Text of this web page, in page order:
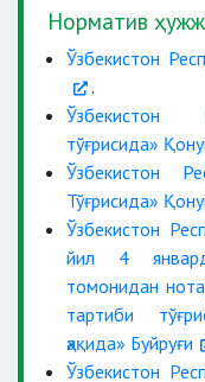
Норматив
Ўзбекистон
.
Ўзбекистон
тўғрисида»
Ўзбекистон
Тўғрисида»
Ўзбекистон
йил 4
томонидан
тартиби
ҳақида» Буйруғи
Ўзбекистон